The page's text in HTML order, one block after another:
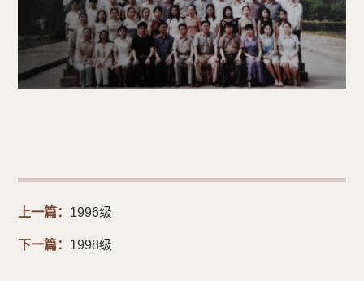
上一篇： 1996级
下一篇： 1998级